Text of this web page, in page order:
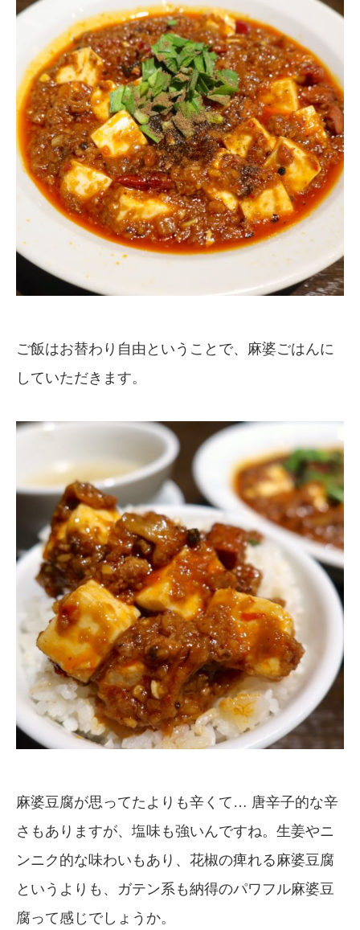
ご飯はお替わり自由ということで、麻婆ごはんに
していただきます。
麻婆豆腐が思ってたよりも辛くて… 唐辛子的な辛
さもありますが、塩味も強いんですね。生姜やニ
ンニク的な味わいもあり、花椒の痺れる麻婆豆腐
というよりも、ガテン系も納得のパワフル麻婆豆
腐って感じでしょうか。